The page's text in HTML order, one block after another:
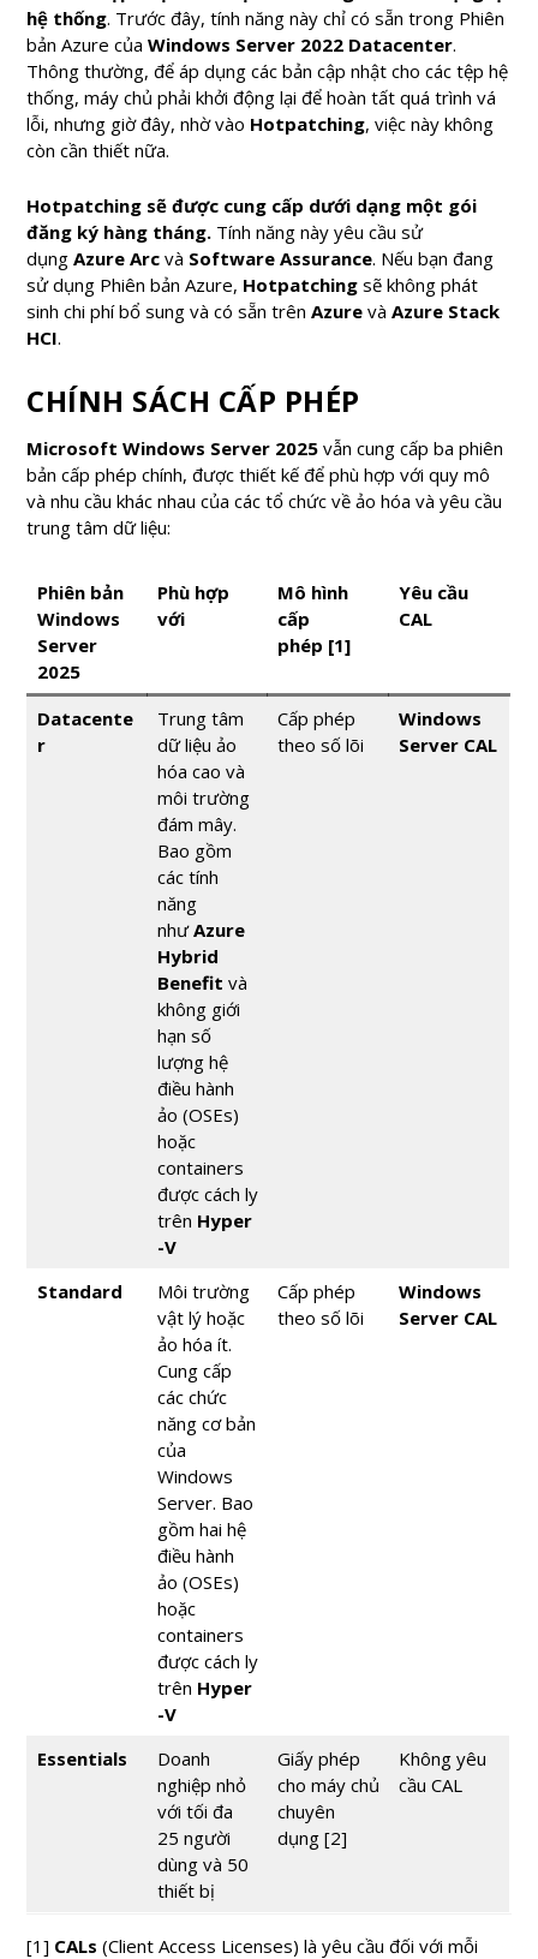
hệ thống. Trước đây, tính năng này chỉ có sẵn trong Phiên
bản Azure củaWindows Server 2022 Datacenter.
Thông thường, để áp dụng các bản cập nhật cho các tệp hệ
thống, máy chủ phải khởi động lại để hoàn tất quá trình vá
lỗi, nhưng giờ đây, nhờ vào Hotpatching, việc này không
còn cần thiết nữa.
Hotpatching sẽ được cung cấp dưới dạng một gói
đăng ký hàng tháng. Tính năng này yêu cầu sử
dụngAzure Arc và Software Assurance. Nếu bạn đang
sử dụng Phiên bản Azure, Hotpatching sẽ không phát
sinh chi phí bổ sung và có sẵn trênAzure vàAzure Stack
HCI.
CHÍNH SÁCH CẤP PHÉP
Microsoft Windows Server 2025 vẫn cung cấp ba phiên
bản cấp phép chính, được thiết kế để phù hợp với quy mô
và nhu cầu khác nhau của các tổ chức về ảo hóa và yêu cầu
trung tâm dữ liệu:
Phiên bản
Windows
Server
2025
Phù hợp
với
Mô hình
cấp
phép [1]
Yêu cầu
CAL
Datacente
r
Trung tâm
dữ liệu ảo
hóa cao và
môi trường
đám mây.
Bao gồm
các tính
năng
nhưAzure
Hybrid
Benefit và
không giới
hạn số
lượng hệ
điều hành
ảo (OSEs)
hoặc
containers
được cách ly
trên Hyper
-V
Cấp phép
theo số lõi
Windows
Server CAL
Standard
Môi trường
vật lý hoặc
ảo hóa ít.
Cung cấp
các chức
năng cơ bản
của
Windows
Server. Bao
gồm hai hệ
điều hành
ảo (OSEs)
hoặc
containers
được cách ly
trên Hyper
-V
Cấp phép
theo số lõi
Windows
Server CAL
Essentials
Doanh
nghiệp nhỏ
với tối đa
25 người
dùng và 50
thiết bị
Giấy phép
cho máy chủ
chuyên
dụng [2]
Không yêu
cầu CAL
[1] CALs (Client Access Licenses) là yêu cầu đối với mỗi